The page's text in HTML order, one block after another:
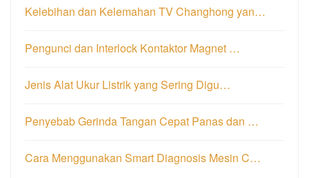
Kelebihan dan Kelemahan TV Changhong yan…
Pengunci dan Interlock Kontaktor Magnet …
Jenis Alat Ukur Listrik yang Sering Digu…
Penyebab Gerinda Tangan Cepat Panas dan …
Cara Menggunakan Smart Diagnosis Mesin C…